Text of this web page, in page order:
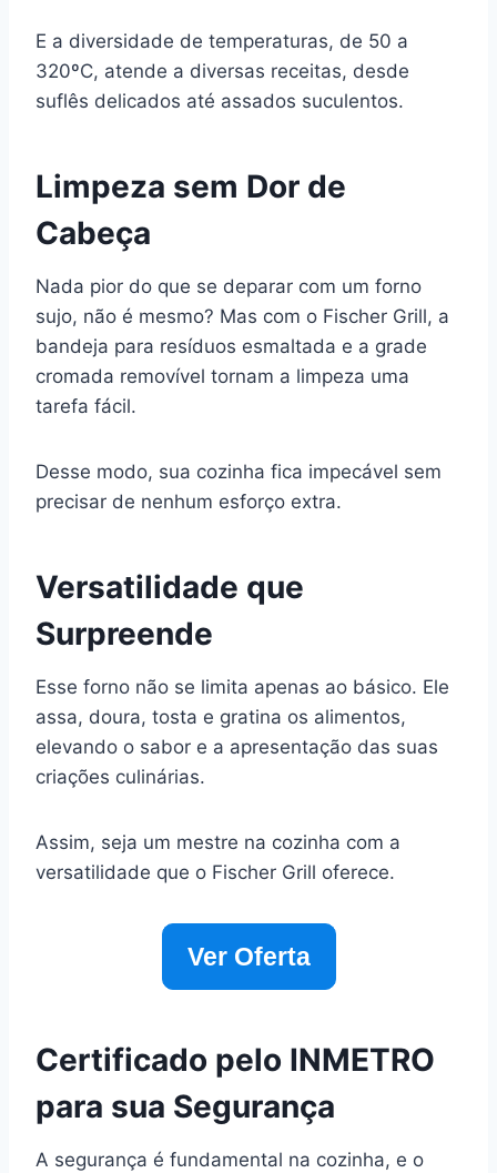
E a diversidade de temperaturas, de 50 a
320ºC, atende a diversas receitas, desde
suflês delicados até assados suculentos.
Limpeza sem Dor de
Cabeça
Nada pior do que se deparar com um forno
sujo, não é mesmo? Mas com o Fischer Grill, a
bandeja para resíduos esmaltada e a grade
cromada removível tornam a limpeza uma
tarefa fácil.
Desse modo, sua cozinha fica impecável sem
precisar de nenhum esforço extra.
Versatilidade que
Surpreende
Esse forno não se limita apenas ao básico. Ele
assa, doura, tosta e gratina os alimentos,
elevando o sabor e a apresentação das suas
criações culinárias.
Assim, seja um mestre na cozinha com a
versatilidade que o Fischer Grill oferece.
Ver Oferta
Certificado pelo INMETRO
para sua Segurança
A segurança é fundamental na cozinha, e o